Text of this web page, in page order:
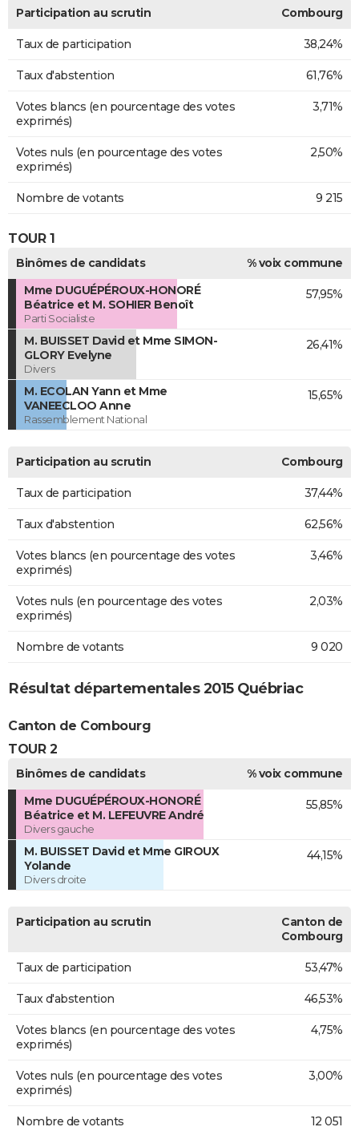
Participation au scrutin Combourg
Taux de participation 38,24%
Taux d'abstention 61,76%
Votes blancs (en pourcentage des votes
exprimés)
3,71%
Votes nuls (en pourcentage des votes
exprimés)
2,50%
Nombre de votants 9 215
TOUR 1
Binômes de candidats
% voix commune
Mme DUGUÉPÉROUX-HONORÉ
Béatrice et M. SOHIER Benoît
Parti Socialiste
57,95%
M. BUISSET David et Mme SIMON-
GLORY Evelyne
Divers
26,41%
M. ECOLAN Yann et Mme
VANEECLOO Anne
Rassemblement National
15,65%
Participation au scrutin Combourg
Taux de participation 37,44%
Taux d'abstention 62,56%
Votes blancs (en pourcentage des votes
exprimés)
3,46%
Votes nuls (en pourcentage des votes
exprimés)
2,03%
Nombre de votants 9 020
Résultat départementales 2015 Québriac
Canton de Combourg
TOUR 2
Binômes de candidats
% voix commune
Mme DUGUÉPÉROUX-HONORÉ
Béatrice et M. LEFEUVRE André
Divers gauche
55,85%
M. BUISSET David et Mme GIROUX
Yolande
Divers droite
44,15%
Participation au scrutin
Canton de
Combourg
Taux de participation 53,47%
Taux d'abstention 46,53%
Votes blancs (en pourcentage des votes
exprimés)
4,75%
Votes nuls (en pourcentage des votes
exprimés)
3,00%
Nombre de votants 12 051